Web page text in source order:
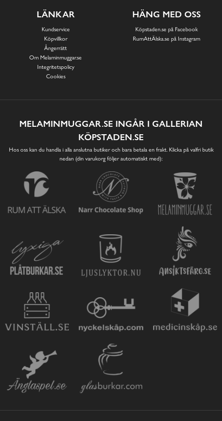
LÄNKAR
Kundservice
Köpvillkor
Ångerrätt
Om Melaminmuggar.se
Integritetspolicy
Cookies
HÄNG MED OSS
Köpstaden.se på Facebook
RumAttÄlska.se på Instagram
MELAMINMUGGAR.SE INGÅR I GALLERIAN
KÖPSTADEN.SE
Hos oss kan du handla i alla anslutna butiker och bara betala en frakt. Klicka på valfri butik
nedan (din varukorg följer automatiskt med):